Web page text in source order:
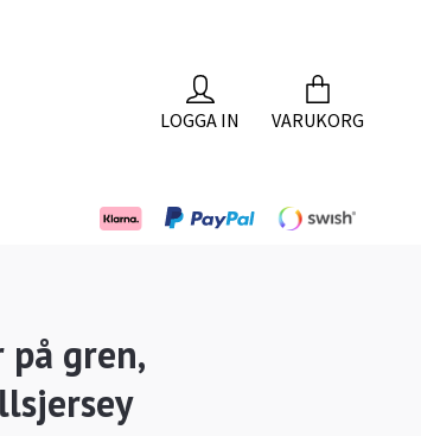
LOGGA IN VARUKORG
på gren,